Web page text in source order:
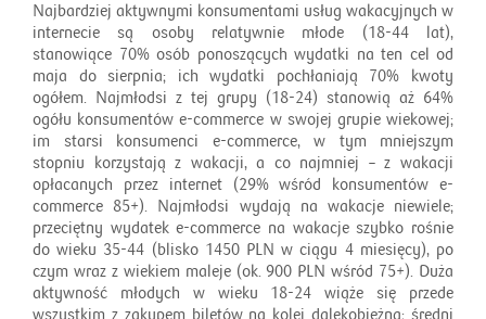
Najbardziej aktywnymi konsumentami usług wakacyjnych w
internecie są osoby relatywnie młode (18-44 lat),
stanowiące 70% osób ponoszących wydatki na ten cel od
maja do sierpnia; ich wydatki pochłaniają 70% kwoty
ogółem. Najmłodsi z tej grupy (18-24) stanowią aż 64%
ogółu konsumentów e-commerce w swojej grupie wiekowej;
im starsi konsumenci e-commerce, w tym mniejszym
stopniu korzystają z wakacji, a co najmniej – z wakacji
opłacanych przez internet (29% wśród konsumentów e-
commerce 85+). Najmłodsi wydają na wakacje niewiele;
przeciętny wydatek e-commerce na wakacje szybko rośnie
do wieku 35-44 (blisko 1450 PLN w ciągu 4 miesięcy), po
czym wraz z wiekiem maleje (ok. 900 PLN wśród 75+). Duża
aktywność młodych w wieku 18-24 wiąże się przede
wszystkim z zakupem biletów na kolej dalekobieżną; średni